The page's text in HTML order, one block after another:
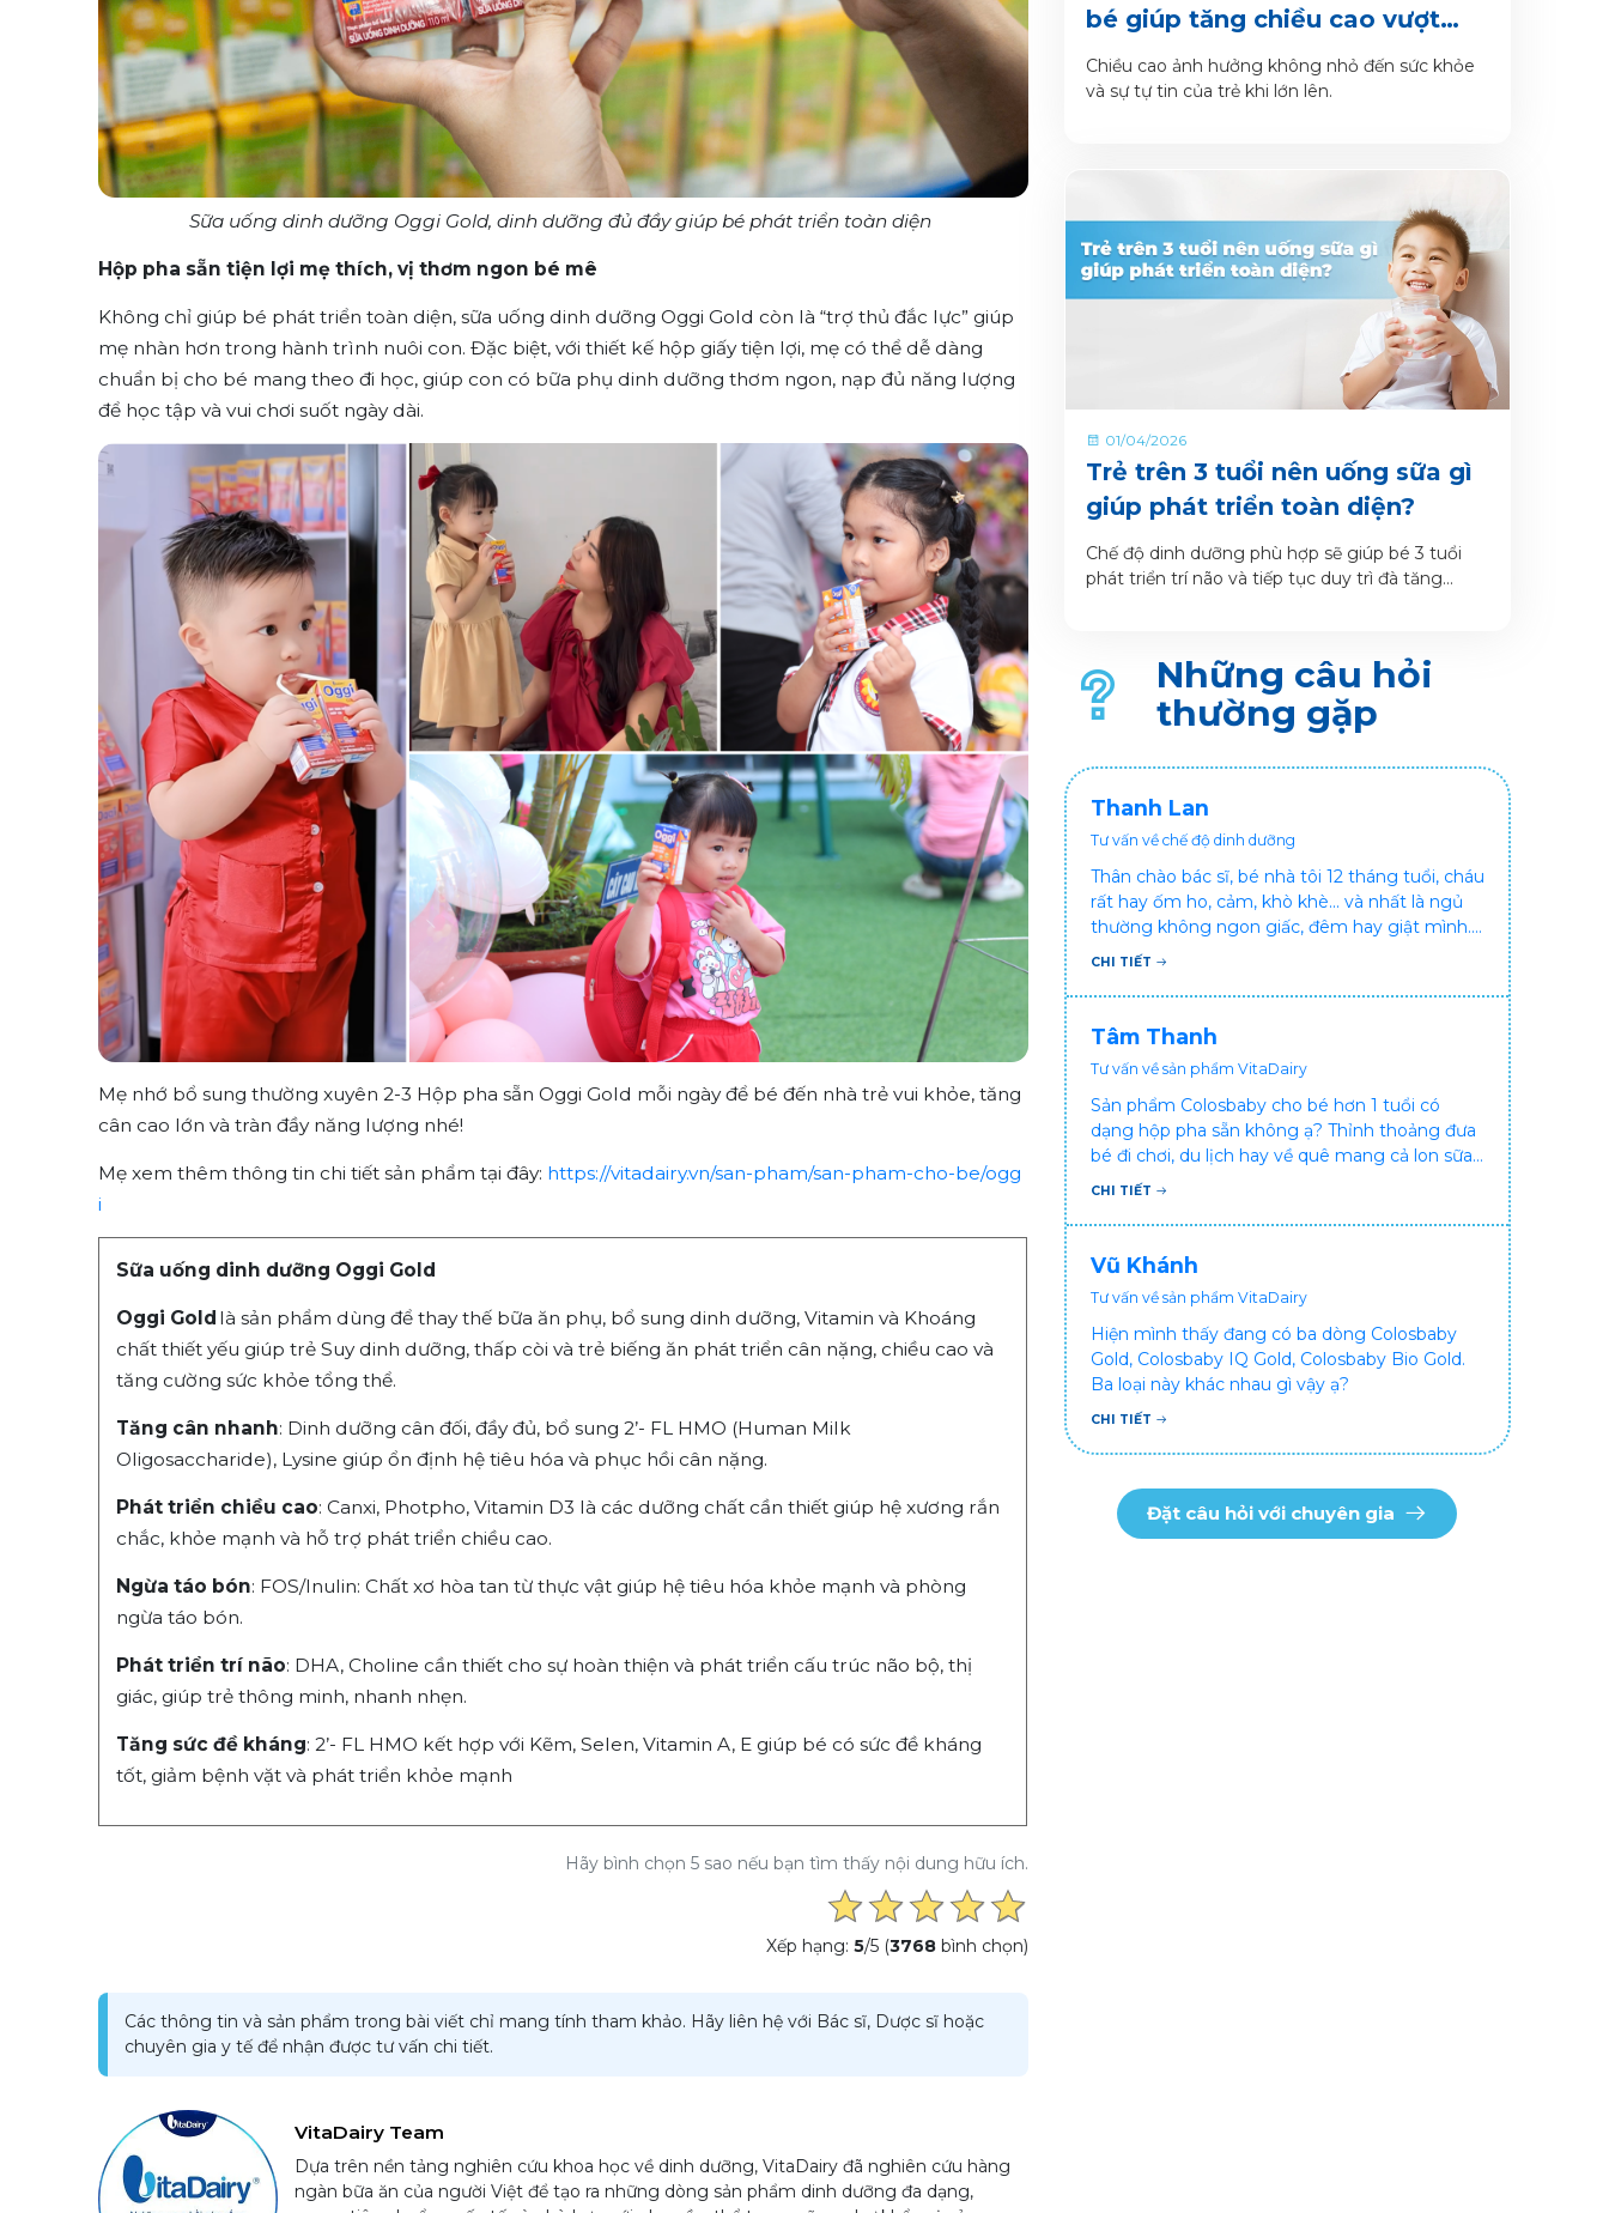
Sữa uống dinh dưỡng Oggi Gold, dinh dưỡng đủ đầy giúp bé phát triển toàn diện
Hộp pha sẵn tiện lợi mẹ thích, vị thơm ngon bé mê
Không chỉ giúp bé phát triển toàn diện, sữa uống dinh dưỡng Oggi Gold còn là “trợ thủ đắc lực” giúp
mẹ nhàn hơn trong hành trình nuôi con. Đặc biệt, với thiết kế hộp giấy tiện lợi, mẹ có thể dễ dàng
chuẩn bị cho bé mang theo đi học, giúp con có bữa phụ dinh dưỡng thơm ngon, nạp đủ năng lượng
để học tập và vui chơi suốt ngày dài.
Mẹ nhớ bổ sung thường xuyên 2-3 Hộp pha sẵn Oggi Gold mỗi ngày để bé đến nhà trẻ vui khỏe, tăng
cân cao lớn và tràn đầy năng lượng nhé!
Mẹ xem thêm thông tin chi tiết sản phẩm tại đây: https://vitadairy.vn/san-pham/san-pham-cho-be/ogg
i
Sữa uống dinh dưỡng Oggi Gold
Oggi Gold là sản phẩm dùng để thay thế bữa ăn phụ, bổ sung dinh dưỡng, Vitamin và Khoáng
chất thiết yếu giúp trẻ Suy dinh dưỡng, thấp còi và trẻ biếng ăn phát triển cân nặng, chiều cao và
tăng cường sức khỏe tổng thể.
Tăng cân nhanh: Dinh dưỡng cân đối, đầy đủ, bổ sung 2’- FL HMO (Human Milk
Oligosaccharide), Lysine giúp ổn định hệ tiêu hóa và phục hồi cân nặng.
Phát triển chiều cao: Canxi, Photpho, Vitamin D3 là các dưỡng chất cần thiết giúp hệ xương rắn
chắc, khỏe mạnh và hỗ trợ phát triển chiều cao.
Ngừa táo bón: FOS/Inulin: Chất xơ hòa tan từ thực vật giúp hệ tiêu hóa khỏe mạnh và phòng
ngừa táo bón.
Phát triển trí não: DHA, Choline cần thiết cho sự hoàn thiện và phát triển cấu trúc não bộ, thị
giác, giúp trẻ thông minh, nhanh nhẹn.
Tăng sức đề kháng: 2’- FL HMO kết hợp với Kẽm, Selen, Vitamin A, E giúp bé có sức đề kháng
tốt, giảm bệnh vặt và phát triển khỏe mạnh
Hãy bình chọn 5 sao nếu bạn tìm thấy nội dung hữu ích.
Xếp hạng: 5/5 (3768bình chọn)
Các thông tin và sản phẩm trong bài viết chỉ mang tính tham khảo. Hãy liên hệ với Bác sĩ, Dược sĩ hoặc
chuyên gia y tế để nhận được tư vấn chi tiết.
VitaDairy Team
Dựa trên nền tảng nghiên cứu khoa học về dinh dưỡng, VitaDairy đã nghiên cứu hàng
ngàn bữa ăn của người Việt để tạo ra những dòng sản phẩm dinh dưỡng đa dạng,
bé giúp tăng chiều cao vượt
trội
Chiều cao ảnh hưởng không nhỏ đến sức khỏe
và sự tự tin của trẻ khi lớn lên.
01/04/2026
Trẻ trên 3 tuổi nên uống sữa gì
giúp phát triển toàn diện?
Chế độ dinh dưỡng phù hợp sẽ giúp bé 3 tuổi
phát triển trí não và tiếp tục duy trì đà tăng
Những câu hỏi
thường gặp
Thanh Lan
Tư vấn về chế độ dinh dưỡng
Thân chào bác sĩ, bé nhà tôi 12 tháng tuổi, cháu
rất hay ốm ho, cảm, khò khè... và nhất là ngủ
thường không ngon giấc, đêm hay giật mình.
Vậy xin hỏi bác sĩ, bé bị tình trạng vậy nên làm
ạ? Thấy cháu vậy gia đình ai cũng xót, mẹ cũng
cực vì chăm cháu hay ốm ạ?. Cảm ơn bác sĩ.
CHI TIẾT
Tâm Thanh
Tư vấn về sản phẩm VitaDairy
Sản phẩm Colosbaby cho bé hơn 1 tuổi có
dạng hộp pha sẵn không ạ? Thỉnh thoảng đưa
bé đi chơi, du lịch hay về quê mang cả lon sữa
khá bất tiện mà mình không muốn đổi cho bé
hưởng sức khỏe!
CHI TIẾT
Vũ Khánh
Tư vấn về sản phẩm VitaDairy
Hiện mình thấy đang có ba dòng Colosbaby
Gold, Colosbaby IQ Gold, Colosbaby Bio Gold.
Ba loại này khác nhau gì vậy ạ?
CHI TIẾT
Đặt câu hỏi với chuyên gia